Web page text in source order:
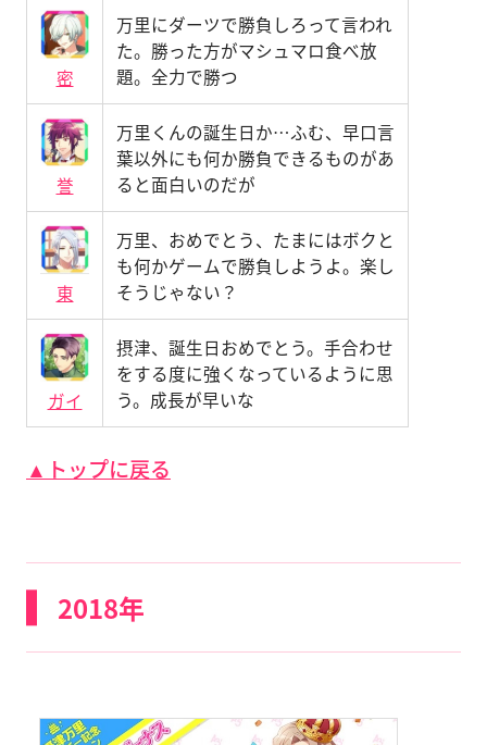
密
万里にダーツで勝負しろって言われ
た。勝った方がマシュマロ食べ放
題。全力で勝つ
誉
万里くんの誕生日か…ふむ、早口言
葉以外にも何か勝負できるものがあ
ると面白いのだが
東
万里、おめでとう、たまにはボクと
も何かゲームで勝負しようよ。楽し
そうじゃない？
ガイ
摂津、誕生日おめでとう。手合わせ
をする度に強くなっているように思
う。成長が早いな
▲トップに戻る
2018年